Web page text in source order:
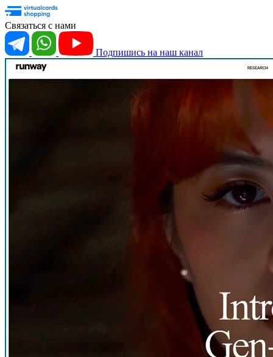
Связаться с нами
Подпишись на наш канал